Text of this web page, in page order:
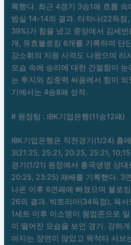
록했다. 최근 4경기 3승1패 흐름
범실 14-14의 결과. 타차나(22득점
39%)가 힘을 냈고 중앙에서 김세
개, 유효블로킹 6개를 기록하며 단
강소휘의 지원 사격도 나왔으며 리
모습 속에 승리에 대한 간절함이 눈
는 투지와 집중력 싸움에서 힘이
기에서는 4승8패 성적.
# 원정팀 : IBK기업은행(11승12패)
IBK기업은행은 직전경기(1/24) 홈
3(21:25, 25:21, 20:25, 25:21,
경기(1/21) 원정에서 흥국생명 상
20:25, 23:25) 패배를 기록했다. 3
나온 이후 6연패에 빠졌으며 블로
26의 결과. 빅토리아(34득점), 육
1세트 이후 이소영이 웜업존으로
이 떨어진 모습을 보인 경기. 강하
어지는 장면이 많았고 목적타 서브